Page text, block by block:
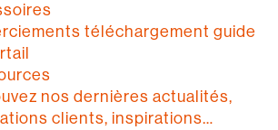
téléchargement guide
nos dernières actualités,
clients, inspirations…